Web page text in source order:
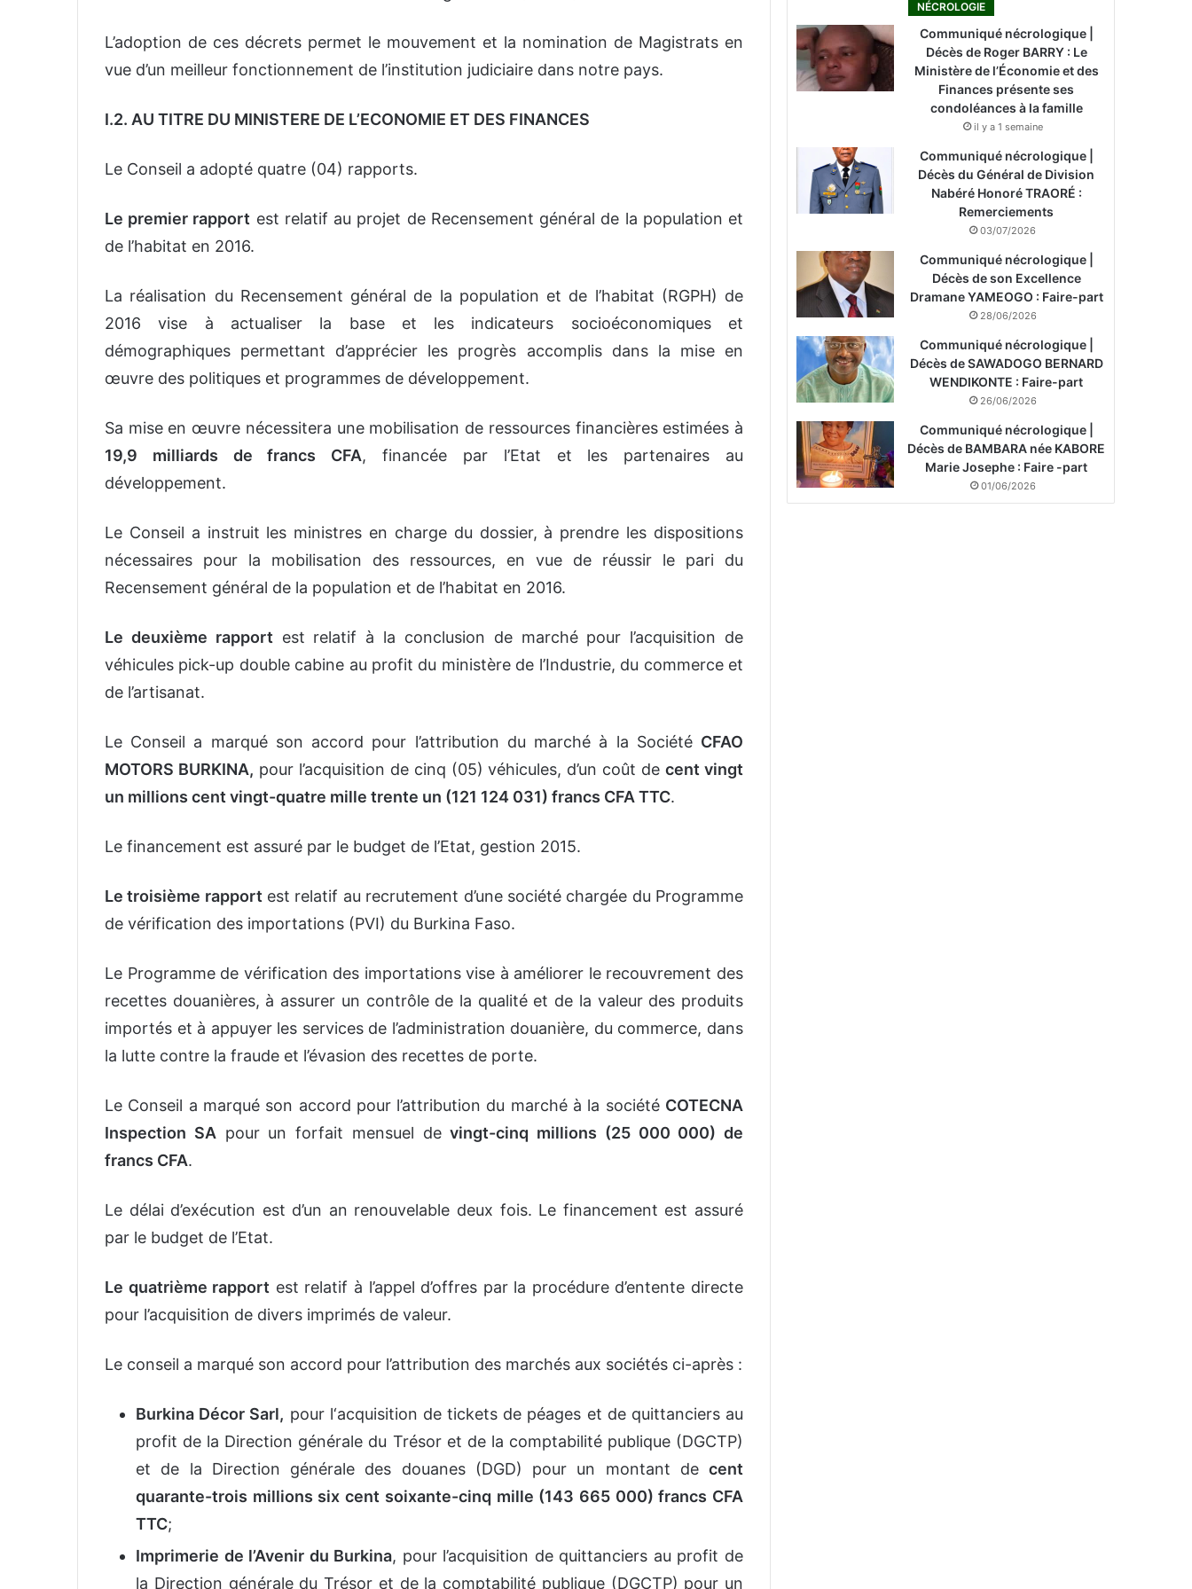
L’adoption de ces décrets permet le mouvement et la nomination de Magistrats en
vue d’un meilleur fonctionnement de l’institution judiciaire dans notre pays.
I.2. AU TITRE DU MINISTERE DE L’ECONOMIE ET DES FINANCES
Le Conseil a adopté quatre (04) rapports.
Le premier rapport est relatif au projet de Recensement général de la population et
de l’habitat en 2016.
La réalisation du Recensement général de la population et de l’habitat (RGPH) de
2016 vise à actualiser la base et les indicateurs socioéconomiques et
démographiques permettant d’apprécier les progrès accomplis dans la mise en
œuvre des politiques et programmes de développement.
Sa mise en œuvre nécessitera une mobilisation de ressources financières estimées à
19,9 milliards de francs CFA, financée par l’Etat et les partenaires au
développement.
Le Conseil a instruit les ministres en charge du dossier, à prendre les dispositions
nécessaires pour la mobilisation des ressources, en vue de réussir le pari du
Recensement général de la population et de l’habitat en 2016.
Le deuxième rapport est relatif à la conclusion de marché pour l’acquisition de
véhicules pick-up double cabine au profit du ministère de l’Industrie, du commerce et
de l’artisanat.
Le Conseil a marqué son accord pour l’attribution du marché à la Société CFAO
MOTORS BURKINA, pour l’acquisition de cinq (05) véhicules, d’un coût decent vingt
un millions cent vingt-quatre mille trente un (121 124 031) francs CFA TTC.
Le financement est assuré par le budget de l’Etat, gestion 2015.
Le troisième rapport est relatif au recrutement d’une société chargée du Programme
de vérification des importations (PVI) du Burkina Faso.
Le Programme de vérification des importations vise à améliorer le recouvrement des
recettes douanières, à assurer un contrôle de la qualité et de la valeur des produits
importés et à appuyer les services de l’administration douanière, du commerce, dans
la lutte contre la fraude et l’évasion des recettes de porte.
Le Conseil a marqué son accord pour l’attribution du marché à la société COTECNA
Inspection SA pour un forfait mensuel devingt-cinq millions (25 000 000) de
francs CFA.
Le délai d’exécution est d’un an renouvelable deux fois. Le financement est assuré
par le budget de l’Etat.
Le quatrième rapport est relatif à l’appel d’offres par la procédure d’entente directe
pour l’acquisition de divers imprimés de valeur.
Le conseil a marqué son accord pour l’attribution des marchés aux sociétés ci-après :
Burkina Décor Sarl, pour l‘acquisition de tickets de péages et de quittanciers au
profit de la Direction générale du Trésor et de la comptabilité publique (DGCTP)
et de la Direction générale des douanes (DGD) pour un montant de cent
quarante-trois millions six cent soixante-cinq mille (143 665 000) francs CFA
TTC;
Imprimerie de l’Avenir du Burkina, pour l’acquisition de quittanciers au profit de
la Direction générale du Trésor et de la comptabilité publique (DGCTP) pour un
NÉCROLOGIE
Communiqué nécrologique |
Décès de Roger BARRY : Le
Ministère de l’Économie et des
Finances présente ses
condoléances à la famille
il y a 1 semaine
Communiqué nécrologique |
Décès du Général de Division
Nabéré Honoré TRAORÉ :
Remerciements
03/07/2026
Communiqué nécrologique |
Décès de son Excellence
Dramane YAMEOGO : Faire-part
28/06/2026
Communiqué nécrologique |
Décès de SAWADOGO BERNARD
WENDIKONTE : Faire-part
26/06/2026
Communiqué nécrologique |
Décès de BAMBARA née KABORE
Marie Josephe : Faire -part
01/06/2026